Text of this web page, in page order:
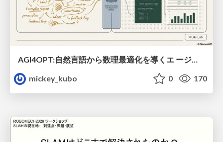
AGI4OPT:自然言語から数理最適化を導くエ ージェントスキル Translating Human Intent into Mathematical Optimization
mickey_kubo
0 170